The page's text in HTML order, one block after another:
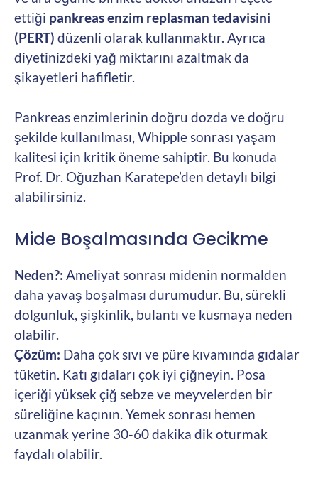
ettiği pankreas enzim replasman tedavisini
(PERT) düzenli olarak kullanmaktır. Ayrıca
diyetinizdeki yağ miktarını azaltmak da
şikayetleri hafifletir.
Pankreas enzimlerinin doğru dozda ve doğru
şekilde kullanılması, Whipple sonrası yaşam
kalitesi için kritik öneme sahiptir. Bu konuda
Prof. Dr. Oğuzhan Karatepe’den detaylı bilgi
alabilirsiniz.
Mide Boşalmasında Gecikme
Neden?: Ameliyat sonrası midenin normalden
daha yavaş boşalması durumudur. Bu, sürekli
dolgunluk, şişkinlik, bulantı ve kusmaya neden
olabilir.
Çözüm: Daha çok sıvı ve püre kıvamında gıdalar
tüketin. Katı gıdaları çok iyi çiğneyin. Posa
içeriği yüksek çiğ sebze ve meyvelerden bir
süreliğine kaçının. Yemek sonrası hemen
uzanmak yerine 30-60 dakika dik oturmak
faydalı olabilir.